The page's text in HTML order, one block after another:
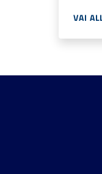
VAI